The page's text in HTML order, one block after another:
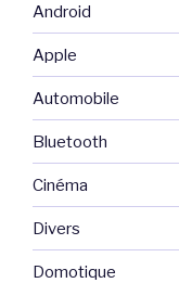
Android
Apple
Automobile
Bluetooth
Cinéma
Divers
Domotique